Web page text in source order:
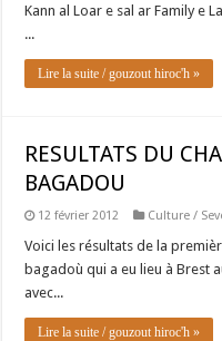
Kann al Loar e sal ar Family e
...
Lire la suite / gouzout hiroc'h »
RESULTATS DU
BAGADOU
12 février 2012 Culture /
Voici les résultats de la
bagadoù qui a eu lieu à Brest
avec...
Lire la suite / gouzout hiroc'h »